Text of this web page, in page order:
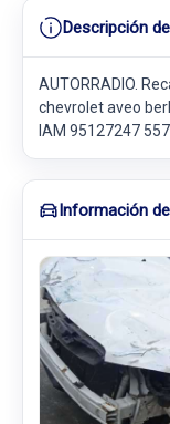
Descripción
AUTORRADIO.
chevrolet aveo
IAM 95127247
Información